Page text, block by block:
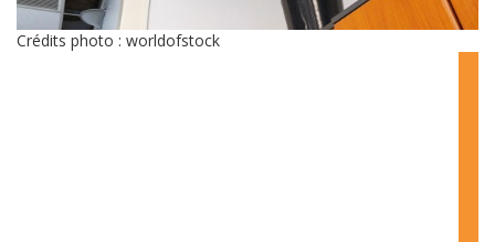
Crédits photo : worldofstock